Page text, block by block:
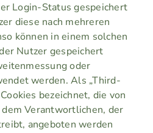
Login-Status gespeichert
diese nach mehreren
können in einem solchen
Nutzer gespeichert
oder
werden. Als „Third-
bezeichnet, die von
Verantwortlichen, der
angeboten werden